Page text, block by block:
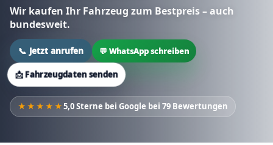
Wir kaufen Ihr Fahrzeug zum Bestpreis – auch
bundesweit.
📞 Jetzt anrufen 💬 WhatsApp schreiben
📩 Fahrzeugdaten senden
★★★★★5,0 Sterne bei Google bei 79 Bewertungen